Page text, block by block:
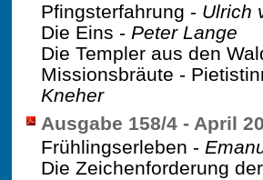
Pfingsterfahrung - Ulrich
Die Eins - Peter Lange
Die Templer aus den
Missionsbräute -
Kneher
Ausgabe 158/4 - April
Frühlingserleben -
Die Zeichenforderung